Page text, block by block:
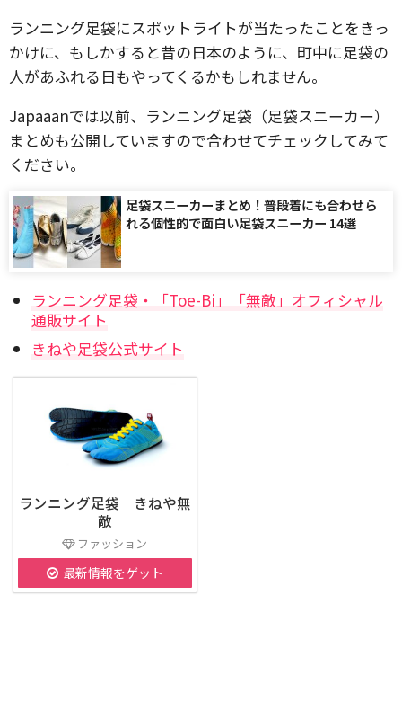
ランニング足袋にスポットライトが当たったことをきっ
かけに、もしかすると昔の日本のように、町中に足袋の
人があふれる日もやってくるかもしれません。
Japaaanでは以前、ランニング足袋（足袋スニーカー）
まとめも公開していますので合わせてチェックしてみて
ください。
足袋スニーカーまとめ！普段着にも合わせら
れる個性的で面白い足袋スニーカー 14選
ランニング足袋・「Toe-Bi」「無敵」オフィシャル
通販サイト
きねや足袋公式サイト
ランニング足袋 きねや無
敵
ファッション
最新情報をゲット